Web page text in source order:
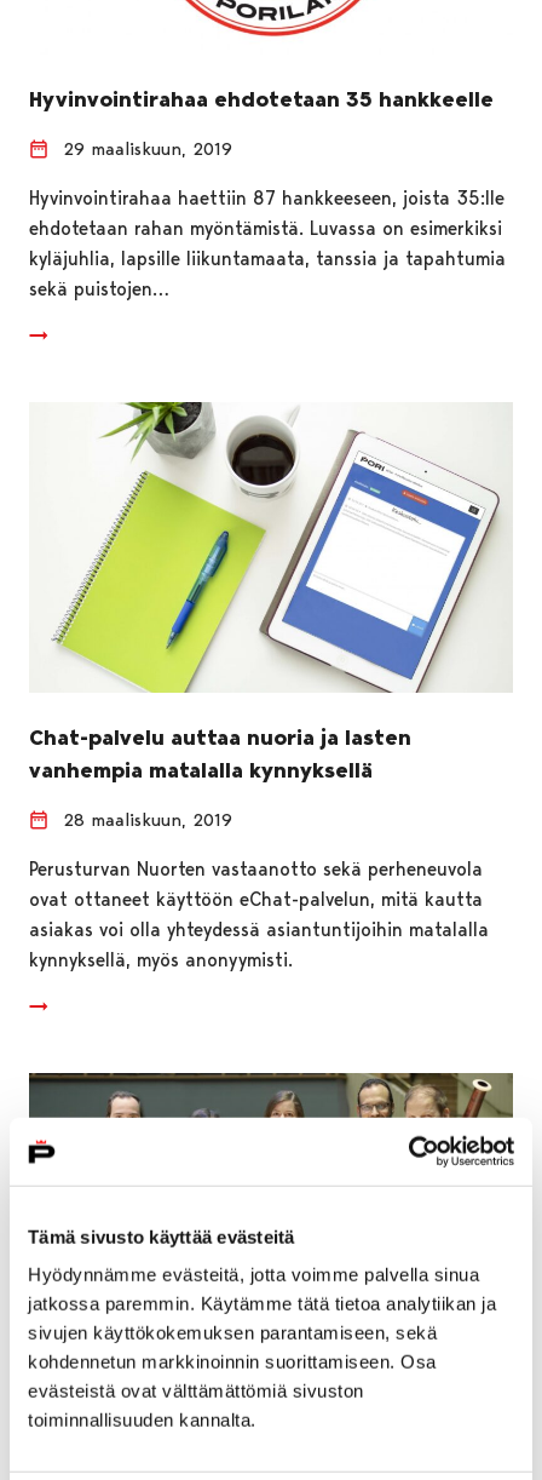
Tämä sivusto käyttää evästeitä
Hyödynnämme evästeitä, jotta voimme palvella sinua
jatkossa paremmin. Käytämme tätä tietoa analytiikan ja
sivujen käyttökokemuksen parantamiseen, sekä
kohdennetun markkinoinnin suorittamiseen. Osa
evästeistä ovat välttämättömiä sivuston
toiminnallisuuden kannalta.
Hyvinvointirahaa ehdotetaan 35 hankkeelle
29 maaliskuun, 2019
Hyvinvointirahaa haettiin 87 hankkeeseen, joista 35:lle
ehdotetaan rahan myöntämistä. Luvassa on esimerkiksi
kyläjuhlia, lapsille liikuntamaata, tanssia ja tapahtumia
sekä puistojen…
Chat-palvelu auttaa nuoria ja lasten
vanhempia matalalla kynnyksellä
28 maaliskuun, 2019
Perusturvan Nuorten vastaanotto sekä perheneuvola
ovat ottaneet käyttöön eChat-palvelun, mitä kautta
asiakas voi olla yhteydessä asiantuntijoihin matalalla
kynnyksellä, myös anonyymisti.
Lauantaiseen senioriviikon kamarikonserttiin
ranskalaisia säveliä soittaa Pori Sinfoniettan